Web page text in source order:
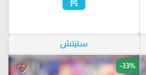
ستيتش
favorite_border -33%